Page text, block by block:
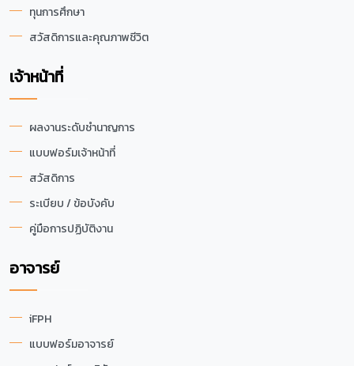
ทุนการศึกษา
สวัสดิการและคุณภาพชีวิต
เจ้าหน้าที่
ผลงานระดับชำนาญการ
แบบฟอร์มเจ้าหน้าที่
สวัสดิการ
ระเบียบ / ข้อบังคับ
คู่มือการปฏิบัติงาน
อาจารย์
iFPH
แบบฟอร์มอาจารย์